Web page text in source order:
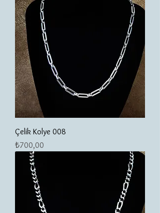
Çelik Kolye 008
Fiyat
₺700,00